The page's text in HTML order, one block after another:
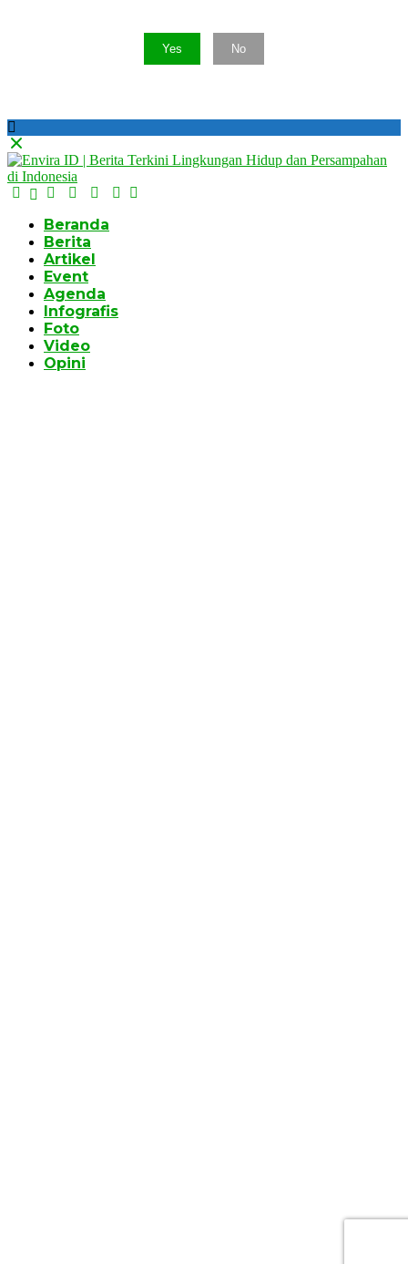
Yes No
Beranda
Berita
Artikel
Event
Agenda
Infografis
Foto
Video
Opini